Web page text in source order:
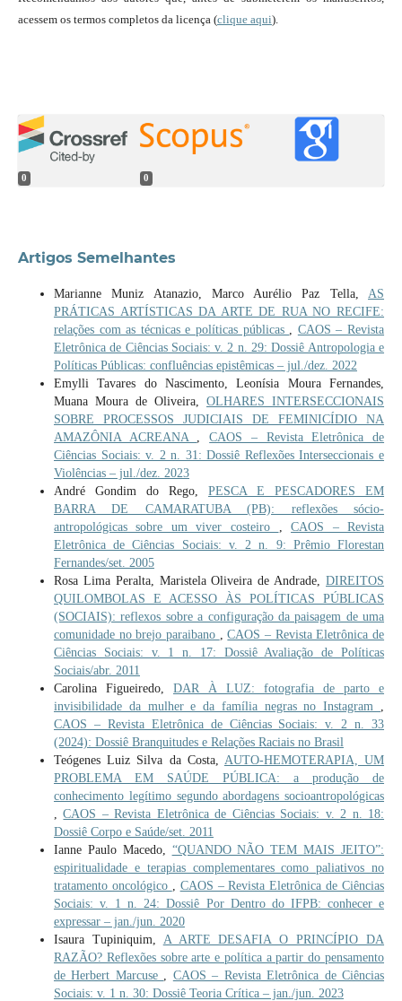
acessem os termos completos da licença (clique aqui).
0 0
Artigos Semelhantes
Marianne Muniz Atanazio, Marco Aurélio Paz Tella, AS
PRÁTICAS ARTÍSTICAS DA ARTE DE RUA NO RECIFE:
relações com as técnicas e políticas públicas
CAOS – Revista
Eletrônica de Ciências Sociais: v. 2 n. 29: Dossiê Antropologia e
Políticas Públicas: confluências epistêmicas – jul./dez. 2022
Emylli Tavares do Nascimento, Leonísia Moura Fernandes,
Muana Moura de Oliveira,OLHARES INTERSECCIONAIS
SOBRE PROCESSOS JUDICIAIS DE FEMINICÍDIO NA
AMAZÔNIA ACREANA
,CAOS – Revista Eletrônica de
Ciências Sociais: v. 2 n. 31: Dossiê Reflexões Interseccionais e
Violências – jul./dez. 2023
André Gondim do Rego,PESCA E PESCADORES EM
BARRA DE CAMARATUBA (PB): reflexões sócio-
antropológicas sobre um viver costeiro
,CAOS – Revista
Eletrônica de Ciências Sociais: v. 2 n. 9: Prêmio Florestan
Fernandes/set. 2005
Rosa Lima Peralta, Maristela Oliveira de Andrade,DIREITOS
QUILOMBOLAS E ACESSO ÀS POLÍTICAS PÚBLICAS
(SOCIAIS): reflexos sobre a configuração da paisagem de uma
comunidade no brejo paraibano
,CAOS – Revista Eletrônica de
Ciências Sociais: v. 1 n. 17: Dossiê Avaliação de Políticas
Sociais/abr. 2011
Carolina Figueiredo, DAR À LUZ: fotografia de parto e
invisibilidade da mulher e da família negras no Instagram
CAOS – Revista Eletrônica de Ciências Sociais: v. 2 n. 33
(2024): Dossiê Branquitudes e Relações Raciais no Brasil
Teógenes Luiz Silva da Costa, AUTO-HEMOTERAPIA, UM
PROBLEMA EM SAÚDE PÚBLICA: a produção de
conhecimento legítimo segundo abordagens socioantropológicas
,CAOS – Revista Eletrônica de Ciências Sociais: v. 2 n. 18:
Dossiê Corpo e Saúde/set. 2011
Ianne Paulo Macedo, “QUANDO NÃO TEM MAIS JEITO”:
espiritualidade e terapias complementares como paliativos no
tratamento oncológico
CAOS – Revista Eletrônica de Ciências
Sociais: v. 1 n. 24: Dossiê Por Dentro do IFPB: conhecer e
expressar – jan./jun. 2020
Isaura Tupiniquim, A ARTE DESAFIA O PRINCÍPIO DA
RAZÃO? Reflexões sobre arte e política a partir do pensamento
de Herbert Marcuse
CAOS – Revista Eletrônica de Ciências
Sociais: v. 1 n. 30: Dossiê Teoria Crítica – jan./jun. 2023